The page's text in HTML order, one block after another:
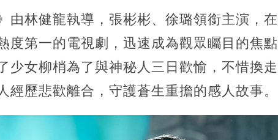
由林健龍執導，張彬彬、徐璐領銜主演，
度第一的電視劇，迅速成為觀眾矚目的焦
少女柳梢為了與神秘人三日歡愉，不惜換
經歷悲歡離合，守護蒼生重擔的感人故事。